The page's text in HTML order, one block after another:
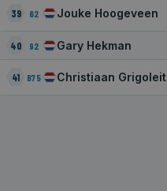
39 62 Jouke Hoogeveen
40 92 Gary Hekman
41 B75 Christiaan Grigoleit